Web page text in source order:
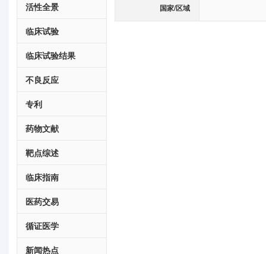
活性全景
临床试验
临床试验结果
不良反应
专利
药物文献
靶点综述
临床指南
医药交易
循证医学
新闻热点
国家/区域